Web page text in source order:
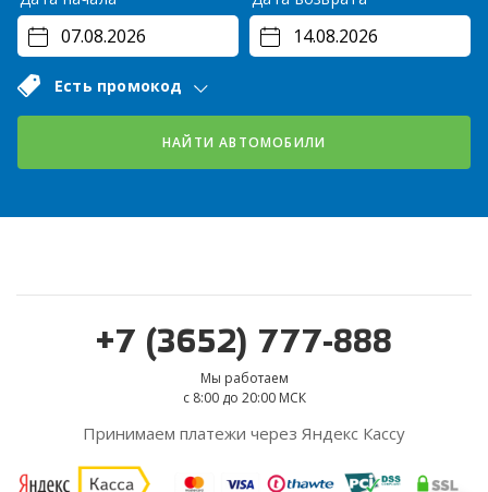
Есть промокод
НАЙТИ АВТОМОБИЛИ
+7 (3652) 777-888
Мы работаем
с 8:00 до 20:00 МСК
Принимаем платежи через Яндекс Кассу